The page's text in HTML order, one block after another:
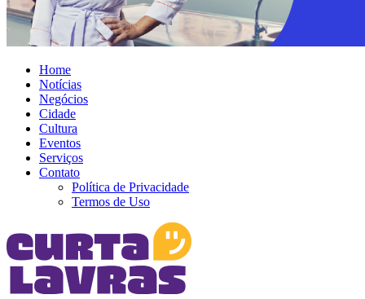
Home
Notícias
Negócios
Cidade
Cultura
Eventos
Serviços
Contato
Política de Privacidade
Termos de Uso